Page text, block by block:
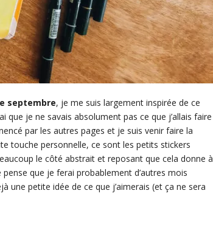
septembre, je me suis largement inspirée de ce
que je ne savais absolument pas ce que j’allais faire
par les autres pages et je suis venir faire la
touche personnelle, ce sont les petits stickers
le côté abstrait et reposant que cela donne à
pense que je ferai probablement d’autres mois
une petite idée de ce que j’aimerais (et ça ne sera